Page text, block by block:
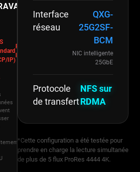
IP)
Forte
Interface
réseau
QXG-
25G2SF-
BCM
NIC intelligente
25GbE
Protocole
de transfert
NFS sur
RDMA
*Cette configuration a été testée pour
prendre en charge la lecture simultanée
de plus de 5 flux ProRes 4444 4K.